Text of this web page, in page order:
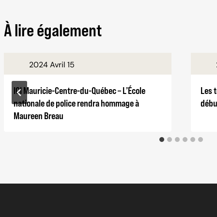
À lire également
2024 Avril 15
ICI Mauricie-Centre-du-Québec – L’École
nationale de police rendra hommage à
Maureen Breau
Les